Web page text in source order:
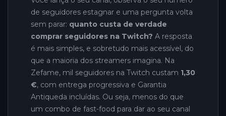
de seguidores estagnar e uma pergunta volta
sem parar: quanto custa de verdade
comprar seguidores na Twitch? A resposta
é mais simples, e sobretudo mais acessível, do
que a maioria dos streamers imagina. Na
Zefame, mil seguidores na Twitch custam 1,30
€, com entrega progressiva e Garantia
Antiqueda incluídas. Ou seja, menos do que
um combo de fast-food para dar ao seu canal